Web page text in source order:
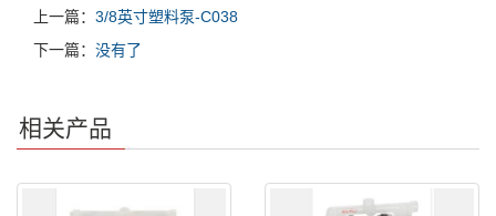
上一篇： 3/8英寸塑料泵-C038
下一篇： 没有了
相关产品